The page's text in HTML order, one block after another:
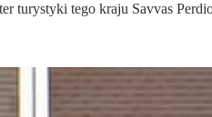
turystyki tego kraju Savvas